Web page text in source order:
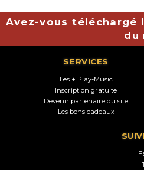
Avez-vous
du
SERVICES
Les + Play-Music
Inscription gratuite
Devenir partenaire du site
Les bons cadeaux